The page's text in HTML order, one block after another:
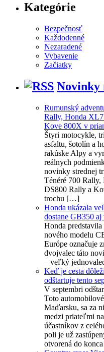
Kategórie
Bezpečnosť
Každodenné
Nezaradené
Vybavenie
Začiatky
Novinky
Rumunský
Rally, Honda
Kove 800X v
Štyri motocykle,
asfaltu, šotolín a
rakúske Alpy a
reálnych
novinky strednej
Ténéré 700
DS800 Rally a
trochu […]
Honda ukázala
dostane GB350 aj
Honda
nového modelu
Európe označuje
dvojvalec táto
– veľký
Keď je cesta
odštartuje tento
V septembri
Toto
Maďarsku, sa za
medzi priateľmi
účastníkov z
poli je už
otvorená do